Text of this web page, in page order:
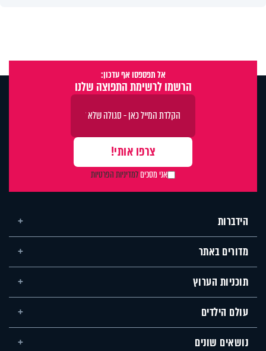
אל תפספסו אף עדכון:
הרשמו לרשימת התפוצה שלנו
אני מסכיםלמדיניות הפרטיות
הידברות
מדורים באתר
תוכניות הערוץ
עולם הילדים
נושאים שונים